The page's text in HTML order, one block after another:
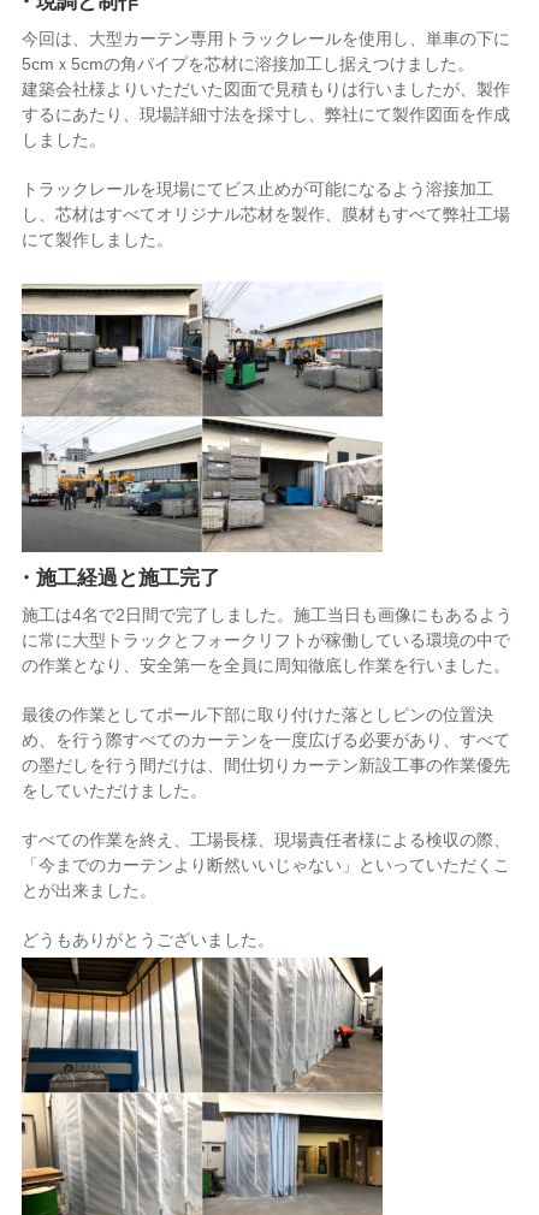
今回は、大型カーテン専用トラックレールを使用し、単車の下に
5cmｘ5cmの角パイプを芯材に溶接加工し据えつけました。
建築会社様よりいただいた図面で見積もりは行いましたが、製作
するにあたり、現場詳細寸法を採寸し、弊社にて製作図面を作成
しました。
トラックレールを現場にてビス止めが可能になるよう溶接加工
し、芯材はすべてオリジナル芯材を製作、膜材もすべて弊社工場
にて製作しました。
・施工経過と施工完了
施工は4名で2日間で完了しました。施工当日も画像にもあるよう
に常に大型トラックとフォークリフトが稼働している環境の中で
の作業となり、安全第一を全員に周知徹底し作業を行いました。
最後の作業としてポール下部に取り付けた落としピンの位置決
め、を行う際すべてのカーテンを一度広げる必要があり、すべて
の墨だしを行う間だけは、間仕切りカーテン新設工事の作業優先
をしていただけました。
すべての作業を終え、工場長様、現場責任者様による検収の際、
「今までのカーテンより断然いいじゃない」といっていただくこ
とが出来ました。
どうもありがとうございました。